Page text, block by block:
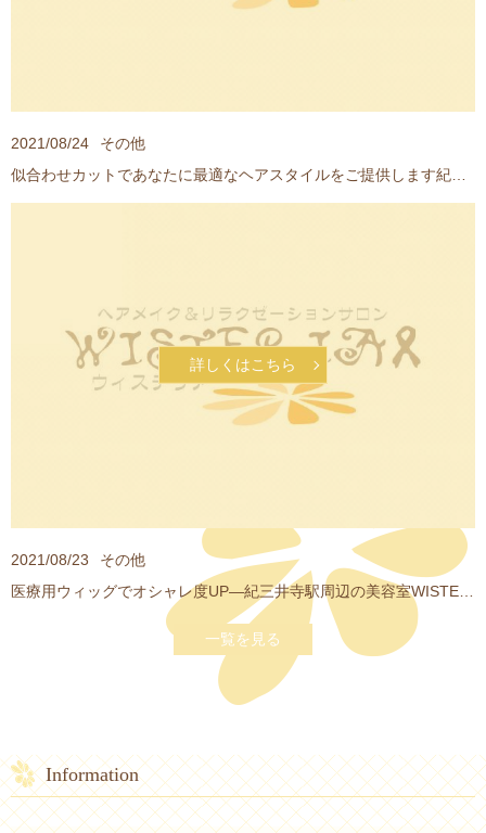
2021/08/24
その他
似合わせカットであなたに最適なヘアスタイルをご提供します紀三井寺駅近くの美容院WISTERIA
詳しくはこちら
2021/08/23
その他
一覧を見る
Information